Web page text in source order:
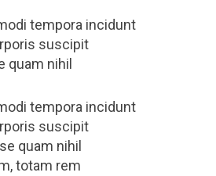
tempora incidunt
suscipit
quam nihil
tempora incidunt
suscipit
quam nihil
totam rem